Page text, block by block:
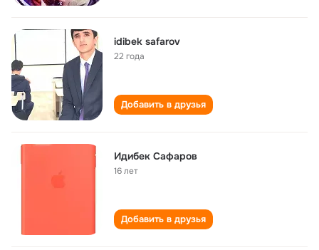
idibek safarov
22 года
Добавить в друзья
Идибек Сафаров
16 лет
Добавить в друзья